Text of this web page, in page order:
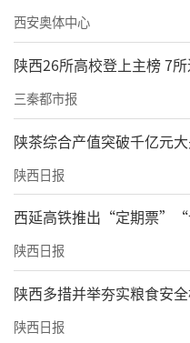
西安奥体中心
陕西26所高校登上主榜 7
三秦都市报
陕茶综合产值突破千亿元
陕西日报
西延高铁推出“定期票”“
陕西日报
陕西多措并举夯实粮食安
陕西日报